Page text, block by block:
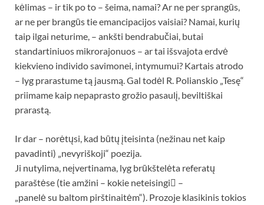
kėlimas – ir tik po to – šeima, namai? Ar ne per sprangūs,
ar ne per brangūs tie emancipacijos vaisiai? Namai, kurių
taip ilgai neturime, – ankšti bendrabučiai, butai
standartiniuos mikrorajonuos – ar tai išsvajota erdvė
kiekvieno individo savimonei, intymumui? Kartais atrodo
– lyg prarastume tą jausmą. Gal todėl R. Polianskio „Tesę“
priimame kaip nepaprasto grožio pasaulį, beviltiškai
prarastą.
Ir dar – norėtųsi, kad būtų įteisinta (nežinau net kaip
pavadinti) „nevyriškoji“ poezija.
Ji nutylima, neįvertinama, lyg brūkštelėta referatų
paraštėse (tie amžini – kokie neteisingi –
„panelė su baltom pirštinaitėm“). Prozoje klasikinis tokios